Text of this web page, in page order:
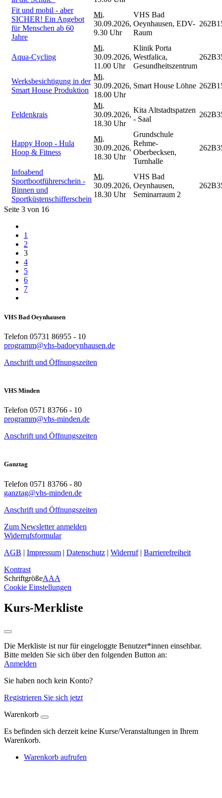
Fit und mobil - aber
SICHER! Ein Angebot
für Menschen ab 60
Jahre
Mi.
30.09.2026,
9.30 Uhr
VHS Bad
Oeynhausen, EDV-
Raum
Aqua-Cycling
Mi.
30.09.2026,
11.00 Uhr
Klinik Porta
Westfalica,
Gesundheitszentrum
Werksbesichtigung in der
Smart House Produktion
Mi.
30.09.2026,
18.00 Uhr
Smart House Löhne
Feldenkrais
Mi.
30.09.2026,
18.30 Uhr
Kita Altstadtspatzen
- Saal
Happy Hoop - Hula
Hoop & Fitness
Mi.
30.09.2026,
18.30 Uhr
Grundschule
Rehme-
Oberbecksen,
Turnhalle
Infoabend
Sportbootführerschein -
Binnen und
Sportküstenschifferschein
Mi.
30.09.2026,
18.30 Uhr
VHS Bad
Oeynhausen,
Seminarraum 2
Seite 3 von 16
1
2
3
4
5
6
7
VHS Bad Oeynhausen
Telefon 05731 86955 - 10
programm@vhs-badoeynhausen.de
Anschrift und Öffnungszeiten
VHS Minden
Telefon 0571 83766 - 10
programm@vhs-minden.de
Anschrift und Öffnungszeiten
Ganztag
Telefon 0571 83766 - 80
ganztag@vhs-minden.de
Anschrift und Öffnungszeiten
Zum Newsletter anmelden
Widerrufsformular
AGB | Impressum | Datenschutz | Widerruf| Barrierefreiheit
Kontrast
SchriftgrößeAAA
Cookie Einstellungen
Kurs-Merkliste
Die Merkliste ist nur für eingeloggte Benutzer*innen einsehbar.
Bitte melden Sie sich über den folgenden Button an:
Anmelden
Sie haben noch kein Konto?
Registrieren Sie sich jetzt
Warenkorb
Es befinden sich derzeit keine Kurse/Veranstaltungen in Ihrem
Warenkorb.
Warenkorb aufrufen